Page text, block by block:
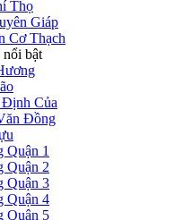
Thọ
Giáp
Cơ Thạch
nổi bật
Của
Đồng
Quận 1
Quận 2
Quận 3
Quận 4
Quận 5